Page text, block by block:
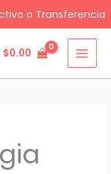
o Transferencia
$0.00